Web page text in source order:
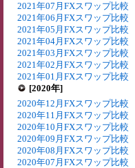
2021年07月FXスワップ比較
2021年06月FXスワップ比較
2021年05月FXスワップ比較
2021年04月FXスワップ比較
2021年03月FXスワップ比較
2021年02月FXスワップ比較
2021年01月FXスワップ比較
[2020年]
2020年12月FXスワップ比較
2020年11月FXスワップ比較
2020年10月FXスワップ比較
2020年09月FXスワップ比較
2020年08月FXスワップ比較
2020年07月FXスワップ比較